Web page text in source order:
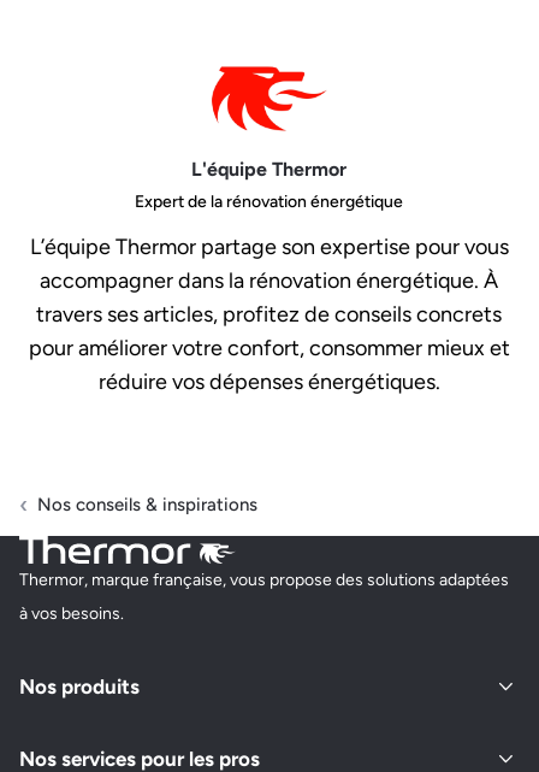
L'équipe Thermor
Expert de la rénovation énergétique
L’équipe Thermor partage son expertise pour vous
accompagner dans la rénovation énergétique. À
travers ses articles, profitez de conseils concrets
pour améliorer votre confort, consommer mieux et
réduire vos dépenses énergétiques.
Nos conseils & inspirations
Thermor, marque française, vous propose des solutions adaptées
à vos besoins.
Nos produits
Nos services pour les pros